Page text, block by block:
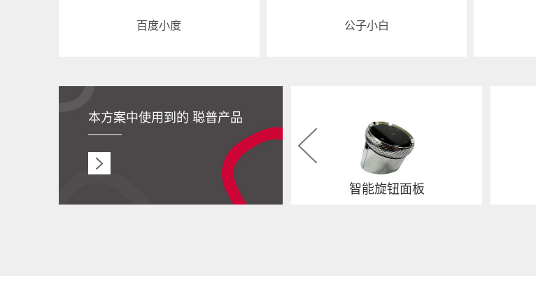
百度小度 公子小白
本方案中使用到的 聪普产品
智能旋钮面板